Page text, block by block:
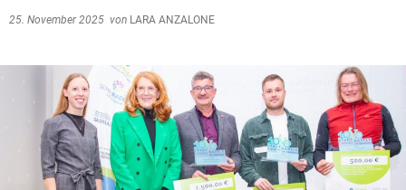
25. November 2025 von LARA ANZALONE